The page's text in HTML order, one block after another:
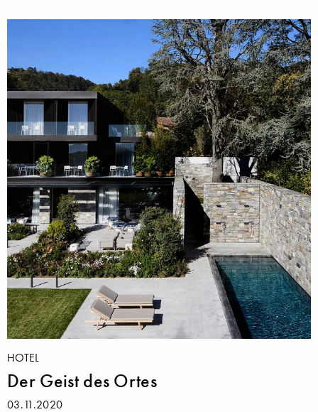
HOTEL
Der Geist des Ortes
03.11.2020